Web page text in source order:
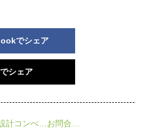
でシェア
シェア
計コンぺ…お問合…